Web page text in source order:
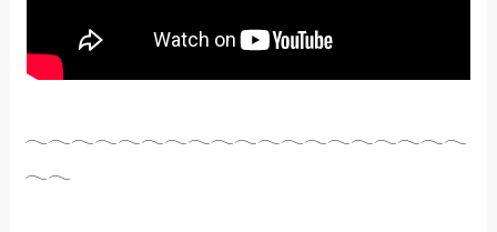
𓂃𓂃𓂃𓂃𓂃𓂃𓂃𓂃𓂃𓂃𓂃𓂃𓂃𓂃𓂃𓂃𓂃𓂃𓂃
𓂃𓂃